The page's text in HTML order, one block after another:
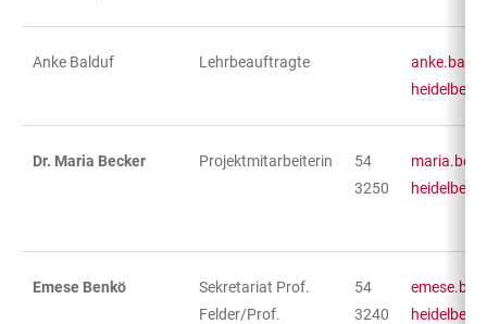
Anke Balduf Lehrbeauftragte
Dr. Maria Becker Projektmitarbeiterin
54
3250
Emese Benkö
Sekretariat Prof.
Felder/Prof.
54
3240